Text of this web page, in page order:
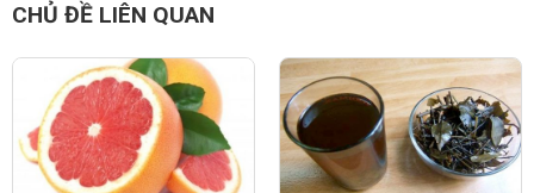
CHỦ ĐỀ LIÊN QUAN